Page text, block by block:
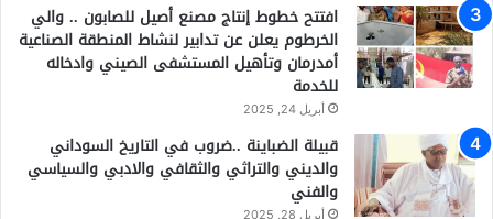
افتتح خطوط إنتاج مصنع أصيل للصابون .. والي
الخرطوم يعلن عن تدابير لنشاط المنطقة الصناعية
أمدرمان وتأهيل المستشفى الصيني وادخاله
للخدمة
أبريل 24, 2025
قبيلة الضباينة ..ضروب في التاريخ السوداني
والديني والتراثي والثقافي والادبي والسياسي
والفني
أبريل 28, 2025